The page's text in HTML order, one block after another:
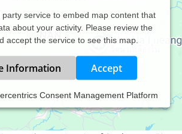
service to embed map content that
about your activity. Please review the
accept the service to see this map.
Information Accept
Consent Management Platform
& Formate und leiste mir